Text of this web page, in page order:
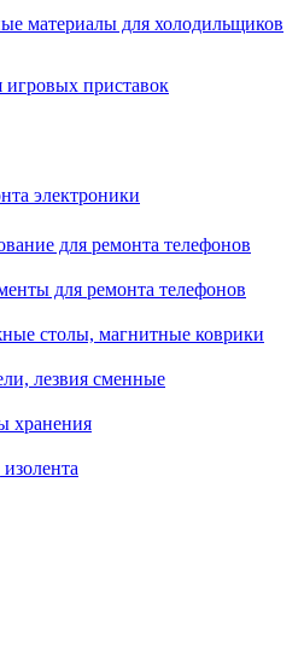
материалы для холодильщиков
игровых приставок
электроники
для ремонта телефонов
для ремонта телефонов
столы, магнитные коврики
лезвия сменные
хранения